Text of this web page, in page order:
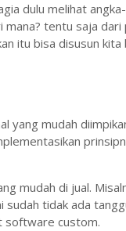
dulu melihat
tentu saja dari
itu bisa disusun kita
yang mudah
mudah di jual.
sudah tidak ada
software custom.